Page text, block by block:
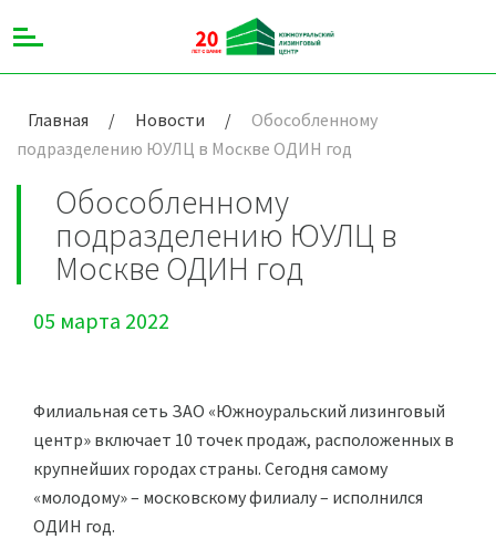
Главная / Новости /
Обособленному
подразделению ЮУЛЦ в Москве ОДИН год
Обособленному
подразделению ЮУЛЦ в
Москве ОДИН год
05 марта 2022
Филиальная сеть ЗАО «Южноуральский лизинговый
центр» включает 10 точек продаж, расположенных в
крупнейших городах страны. Сегодня самому
«молодому» – московскому филиалу – исполнился
ОДИН год.